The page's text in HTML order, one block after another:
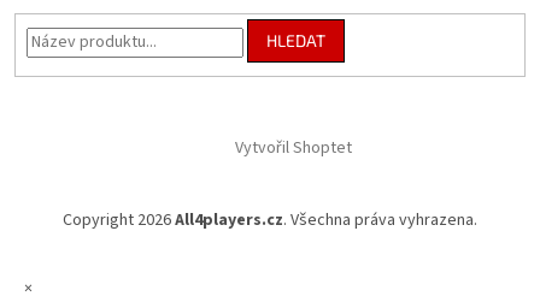
HLEDAT
Vytvořil Shoptet
Copyright 2026All4players.cz. Všechna práva vyhrazena.
×